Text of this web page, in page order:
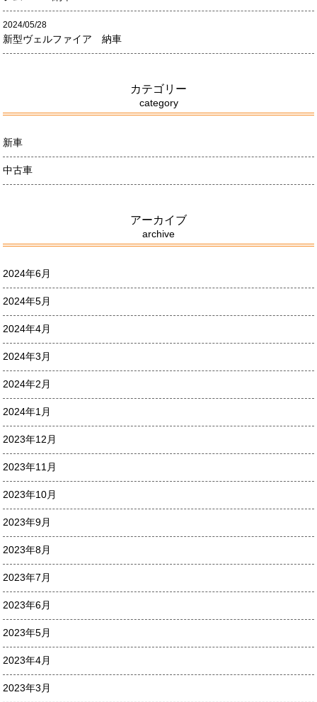
2024/05/28
新型ヴェルファイア 納車
カテゴリー
category
新車
中古車
アーカイブ
archive
2024年6月
2024年5月
2024年4月
2024年3月
2024年2月
2024年1月
2023年12月
2023年11月
2023年10月
2023年9月
2023年8月
2023年7月
2023年6月
2023年5月
2023年4月
2023年3月